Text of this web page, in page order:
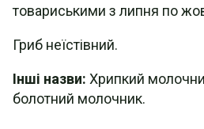
товариськими з липня по
Гриб неїстівний.
Інші назви: Хрипкий
болотний молочник.